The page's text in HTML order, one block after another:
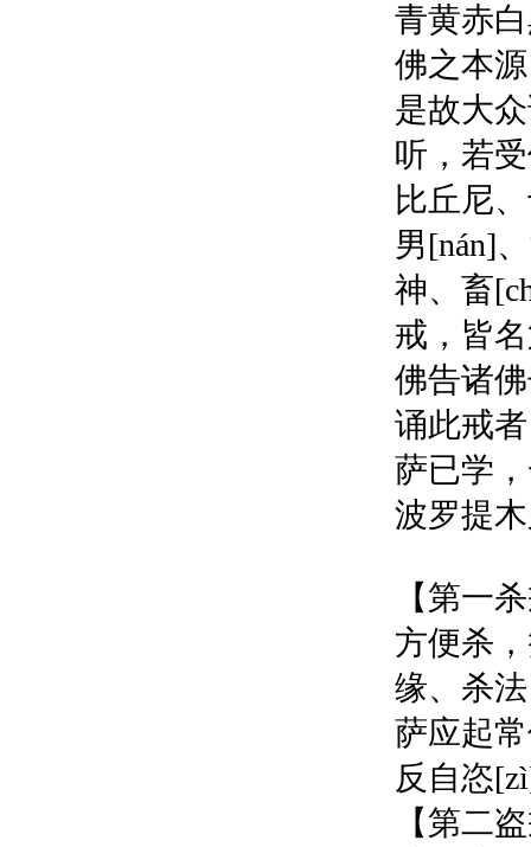
青黄赤
佛之本
是故大
听，若
比丘尼
男[nán]
神、畜
戒，皆
佛告诸
诵此戒
萨已学
波罗提
【第一
方便杀
缘、杀
萨应起
反自恣
【第二